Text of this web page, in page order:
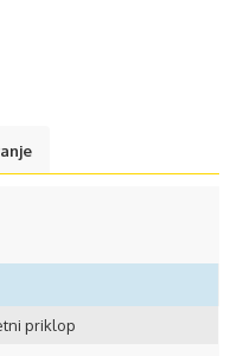
priklop